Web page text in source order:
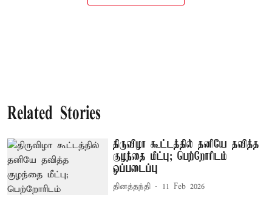
Related Stories
திருவிழா கூட்டத்தில் தனியே தவித்த
குழந்தை மீட்பு; பெற்றோரிடம்
ஒப்படைப்பு
தினத்தந்தி 11 Feb 2026